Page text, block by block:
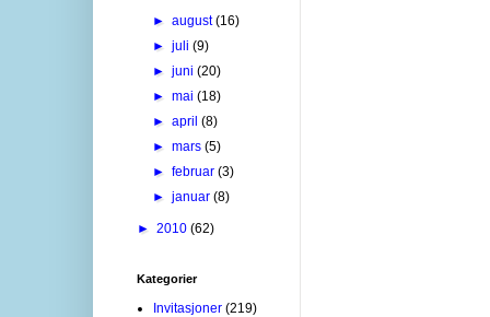
►august(16)
►juli(9)
►juni(20)
►mai(18)
►april(8)
►mars(5)
►februar(3)
►januar(8)
► 2010 (62)
Kategorier
Invitasjoner (219)